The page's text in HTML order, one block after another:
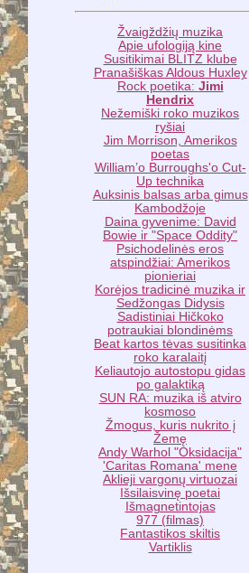
Žvaigždžių muzika
Apie ufologiją kine
Susitikimai BLITZ klube
Pranašiškas Aldous Huxley
Rock poetika: Jimi
Hendrix
Nežemiški roko muzikos
ryšiai
Jim Morrison, Amerikos
poetas
William’o Burroughs'o Cut-
Up technika
Auksinis balsas arba gimus
Kambodžoje
Daina gyvenime: David
Bowie ir "Space Oddity"
Psichodelinės eros
atspindžiai: Amerikos
pionieriai
Korėjos tradicinė muzika ir
Sedžongas Didysis
Sadistiniai Hičkoko
potraukiai blondinėms
Beat kartos tėvas susitinka
roko karalaitį
Keliautojo autostopu gidas
po galaktiką
SUN RA: muzika iš atviro
kosmoso
Žmogus, kuris nukrito į
Žemę
Andy Warhol "Oksidacija"
'Caritas Romana' mene
Aklieji vargonų virtuozai
Išsilaisvinę poetai
Išmagnetintojas
977 (filmas)
Fantastikos skiltis
Vartiklis